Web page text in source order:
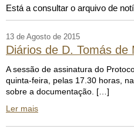
Está a consultar o arquivo de
13 de Agosto de 2015
Diários de D. Tomás de
A sessão de assinatura do
quinta-feira, pelas 17.30 horas,
sobre a documentação. […]
Ler mais